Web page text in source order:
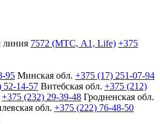
линия 7572 (МТС, A1, Life) +375
95 Минская обл. +375 (17) 251-07-94
52-14-57 Витебская обл. +375 (212)
+375 (232) 29-39-48 Гродненская обл.
обл. +375 (222) 76-48-50